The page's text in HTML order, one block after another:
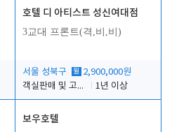
호텔 디 아티스트 성신여대점
3교대 프론트(격,비,비)
서울 성북구 월 2,900,000원
객실판매 및 고객응대
1년 이상
보우호텔